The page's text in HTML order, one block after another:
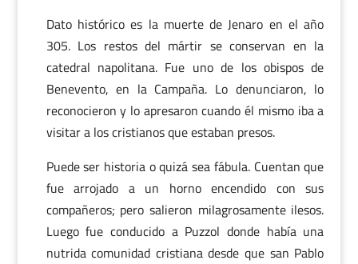
Dato histórico es la muerte de Jenaro en el año
305. Los restos del mártir se conservan en la
catedral napolitana. Fue uno de los obispos de
Benevento, en la Campaña. Lo denunciaron, lo
reconocieron y lo apresaron cuando él mismo iba a
visitar a los cristianos que estaban presos.
Puede ser historia o quizá sea fábula. Cuentan que
fue arrojado a un horno encendido con sus
compañeros; pero salieron milagrosamente ilesos.
Luego fue conducido a Puzzol donde había una
nutrida comunidad cristiana desde que san Pablo